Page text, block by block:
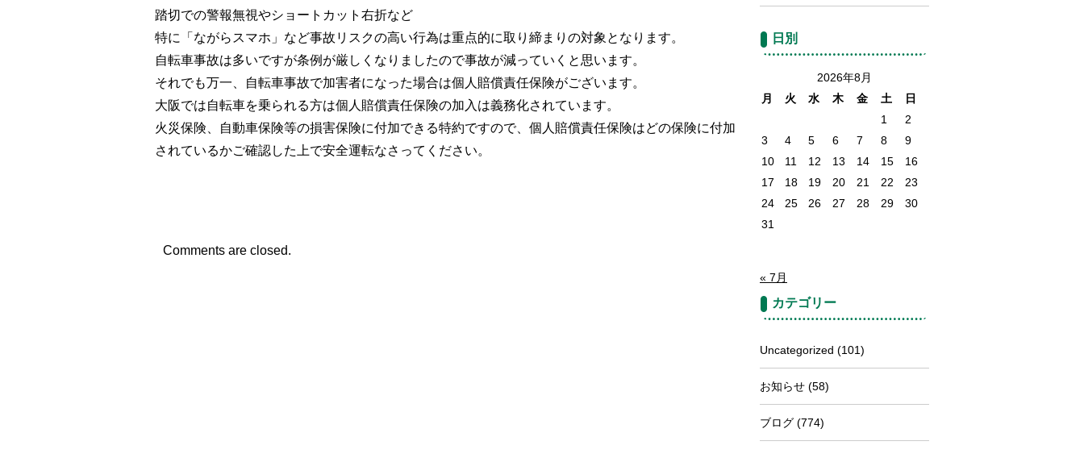
踏切での警報無視やショートカット右折など
特に「ながらスマホ」など事故リスクの高い行為は重点的に取り締まりの対象となります。
自転車事故は多いですが条例が厳しくなりましたので事故が減っていくと思います。
それでも万一、自転車事故で加害者になった場合は個人賠償責任保険がございます。
大阪では自転車を乗られる方は個人賠償責任保険の加入は義務化されています。
火災保険、自動車保険等の損害保険に付加できる特約ですので、個人賠償責任保険はどの保険に付加
されているかご確認した上で安全運転なさってください。
Comments are closed.
日別
2026年8月
月
火 水 木 金 土
日
1
2
3
4 5 6 7 8
9
10
11 12 13 14 15
16
17
18 19 20 21 22
23
24
25 26 27 28 29
30
31
« 7月
カテゴリー
Uncategorized (101)
お知らせ (58)
ブログ (774)